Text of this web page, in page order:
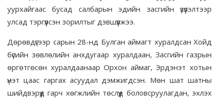
уурхайгаас бусад салбарын эдийн засгийн үзүүлэлтээр
улсад тэргүүлсэн зорилтыг дэвшүүлжээ.
Дөрөвдүгээр сарын 28-нд Булган аймагт хуралдсан Хойд
бүсийн зөвлөлийн анхдугаар хуралдаан, Засгийн газрын
өргөтгөсөн хуралдаанаар Орхон аймаг, Эрдэнэт хотын
үнэт цаас гаргах асуудал дэмжигдсэн. Мөн шат шатны
шийдвэрүүд гарч хөгжлийн төслүүд боловсруулагдан, эхлэх